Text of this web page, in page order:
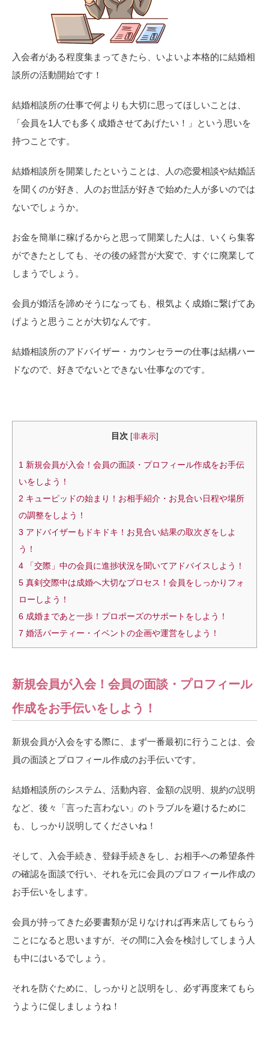
入会者がある程度集まってきたら、いよいよ本格的に結婚相
談所の活動開始です！
結婚相談所の仕事で何よりも大切に思ってほしいことは、
「会員を1人でも多く成婚させてあげたい！」という思いを
持つことです。
結婚相談所を開業したということは、人の恋愛相談や結婚話
を聞くのが好き、人のお世話が好きで始めた人が多いのでは
ないでしょうか。
お金を簡単に稼げるからと思って開業した人は、いくら集客
ができたとしても、その後の経営が大変で、すぐに廃業して
しまうでしょう。
会員が婚活を諦めそうになっても、根気よく成婚に繋げてあ
げようと思うことが大切なんです。
結婚相談所のアドバイザー・カウンセラーの仕事は結構ハー
ドなので、好きでないとできない仕事なのです。
目次 [非表示]
1 新規会員が入会！会員の面談・プロフィール作成をお手伝
いをしよう！
2 キューピッドの始まり！お相手紹介・お見合い日程や場所
の調整をしよう！
3 アドバイザーもドキドキ！お見合い結果の取次ぎをしよ
う！
4 「交際」中の会員に進捗状況を聞いてアドバイスしよう！
5 真剣交際中は成婚へ大切なプロセス！会員をしっかりフォ
ローしよう！
6 成婚まであと一歩！プロポーズのサポートをしよう！
7 婚活パーティー・イベントの企画や運営をしよう！
新規会員が入会！会員の面談・プロフィール
作成をお手伝いをしよう！
新規会員が入会をする際に、まず一番最初に行うことは、会
員の面談とプロフィール作成のお手伝いです。
結婚相談所のシステム、活動内容、金額の説明、規約の説明
など、後々「言った言わない」のトラブルを避けるために
も、しっかり説明してくださいね！
そして、入会手続き、登録手続きをし、お相手への希望条件
の確認を面談で行い、それを元に会員のプロフィール作成の
お手伝いをします。
会員が持ってきた必要書類が足りなければ再来店してもらう
ことになると思いますが、その間に入会を検討してしまう人
も中にはいるでしょう。
それを防ぐために、しっかりと説明をし、必ず再度来てもら
うように促しましょうね！